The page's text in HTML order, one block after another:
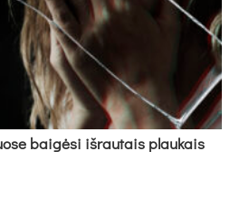
bai­gė­si iš­rau­tais plau­kais